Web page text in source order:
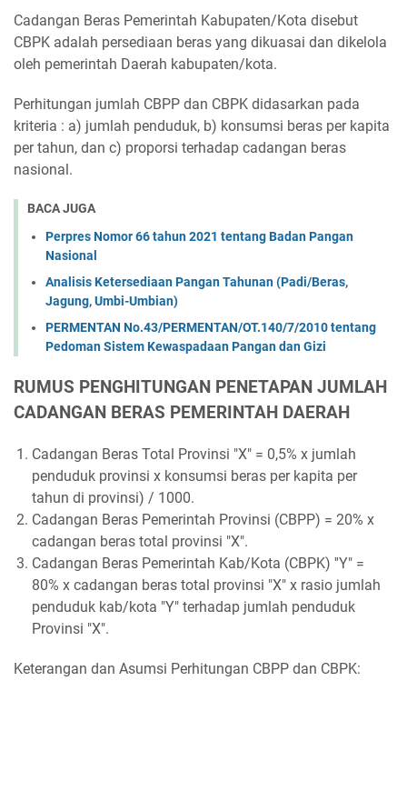
Cadangan Beras Pemerintah Kabupaten/Kota disebut
CBPK adalah persediaan beras yang dikuasai dan dikelola
oleh pemerintah Daerah kabupaten/kota.
Perhitungan jumlah CBPP dan CBPK didasarkan pada
kriteria : a) jumlah penduduk, b) konsumsi beras per kapita
per tahun, dan c) proporsi terhadap cadangan beras
nasional.
BACA JUGA
Perpres Nomor 66 tahun 2021 tentang Badan Pangan
Nasional
Analisis Ketersediaan Pangan Tahunan (Padi/Beras,
Jagung, Umbi-Umbian)
PERMENTAN No.43/PERMENTAN/OT.140/7/2010 tentang
Pedoman Sistem Kewaspadaan Pangan dan Gizi
RUMUS PENGHITUNGAN PENETAPAN JUMLAH
CADANGAN BERAS PEMERINTAH DAERAH
Cadangan Beras Total Provinsi "X" = 0,5% x jumlah
penduduk provinsi x konsumsi beras per kapita per
tahun di provinsi) / 1000.
Cadangan Beras Pemerintah Provinsi (CBPP) = 20% x
cadangan beras total provinsi "X".
Cadangan Beras Pemerintah Kab/Kota (CBPK) ''Y" =
80% x cadangan beras total provinsi "X" x rasio jumlah
penduduk kab/kota "Y" terhadap jumlah penduduk
Provinsi "X".
Keterangan dan Asumsi Perhitungan CBPP dan CBPK: